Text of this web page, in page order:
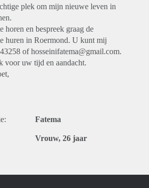
plek om mijn nieuwe leven in
horen en bespreek graag de
huren in Roermond. U kunt mij
of hosseinifatema@gmail.com.
voor uw tijd en aandacht.
Fatema
Vrouw, 26 jaar